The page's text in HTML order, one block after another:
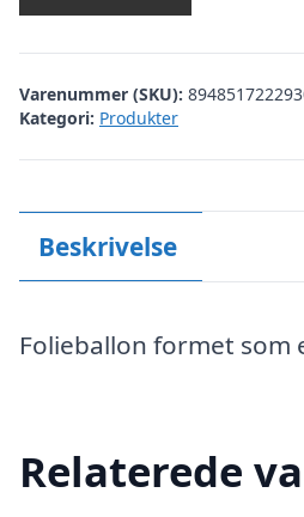
Varenummer (SKU):
Kategori: Produkter
Beskrivelse
Folieballon formet som
Relaterede